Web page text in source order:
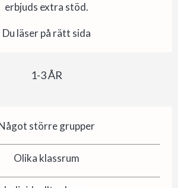
erbjuds extra stöd.
Du läser på rätt sida
1-3 ÅR
större grupper
Olika klassrum